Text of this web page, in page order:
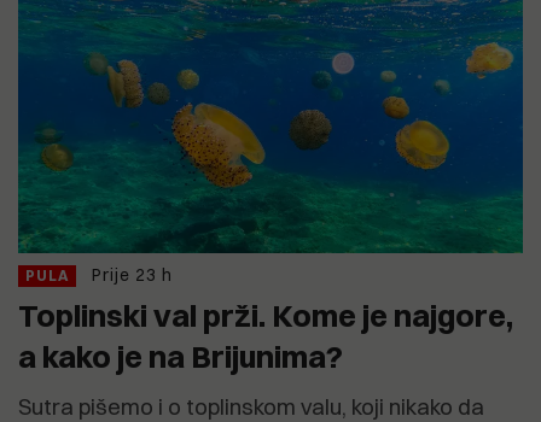
PULA Prije 23 h
Toplinski val prži. Kome je najgore,
a kako je na Brijunima?
Sutra pišemo i o toplinskom valu, koji nikako da